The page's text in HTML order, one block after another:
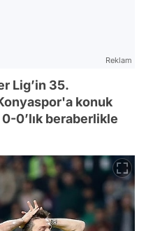
Reklam
Lig’in 35.
konuk
0’lık beraberlikle